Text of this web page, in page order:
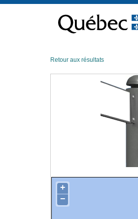
contenu
Retour aux résultats
+
−